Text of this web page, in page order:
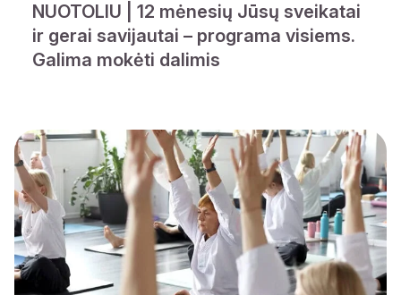
NUOTOLIU | 12 mėnesių Jūsų sveikatai
ir gerai savijautai – programa visiems.
Galima mokėti dalimis